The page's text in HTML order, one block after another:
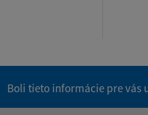
Boli tieto informácie pre vás